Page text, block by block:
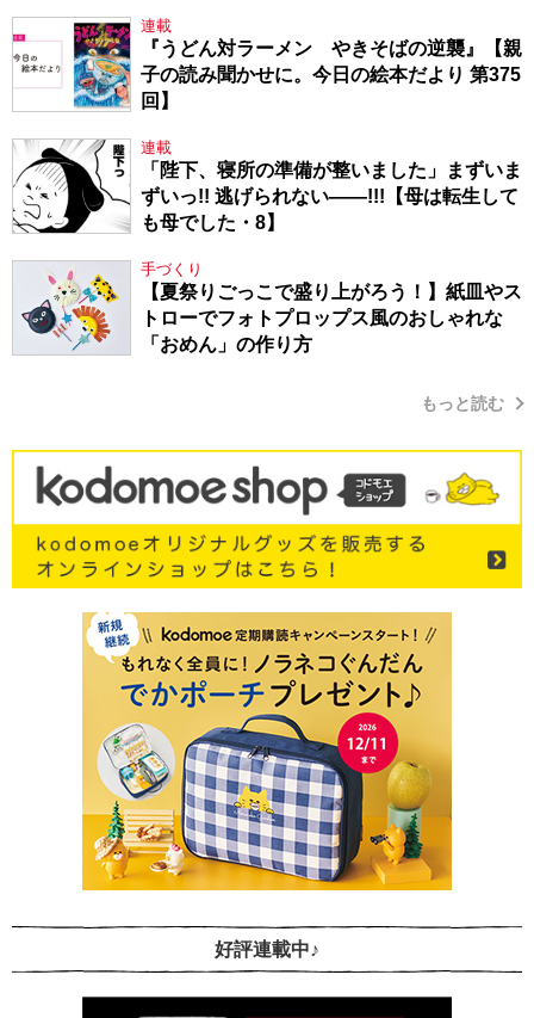
連載
『うどん対ラーメン やきそばの逆襲』【親
子の読み聞かせに。今日の絵本だより 第375
回】
連載
「陛下、寝所の準備が整いました」まずいま
ずいっ!! 逃げられない――!!!【母は転生して
も母でした・8】
手づくり
【夏祭りごっこで盛り上がろう！】紙皿やス
トローでフォトプロップス風のおしゃれな
「おめん」の作り方
もっと読む
好評連載中♪